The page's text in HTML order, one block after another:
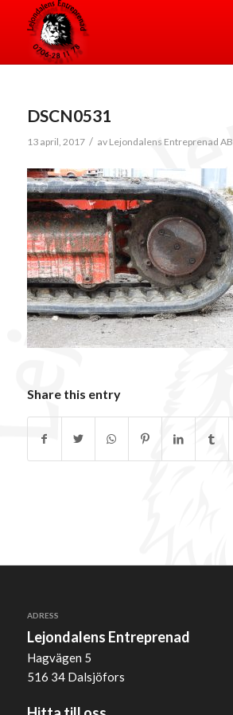
DSCN0531
13 april, 2017 / av Lejondalens Entreprenad AB
Share this entry
ADRESS
Lejondalens Entreprenad
Hagvägen 5
516 34 Dalsjöfors